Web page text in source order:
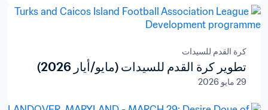
كرة القدم للسيدات
تطوير كرة القدم للسيدات (مايو/أيار 2026)
29 مايو 2026